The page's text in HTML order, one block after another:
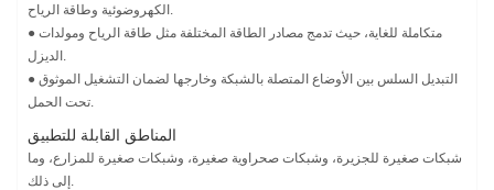
الكهروضوئية وطاقة الرياح.
● متكاملة للغاية، حيث تدمج مصادر الطاقة المختلفة مثل طاقة الرياح ومولدات
الديزل.
● التبديل السلس بين الأوضاع المتصلة بالشبكة وخارجها لضمان التشغيل الموثوق
تحت الحمل.
المناطق القابلة للتطبيق
شبكات صغيرة للجزيرة، وشبكات صحراوية صغيرة، وشبكات صغيرة للمزارع، وما
إلى ذلك.